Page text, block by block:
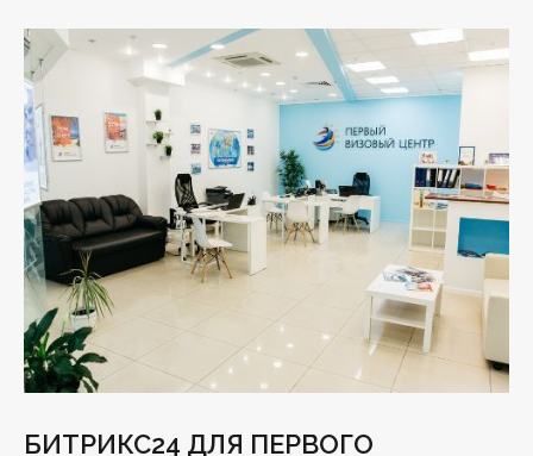
БИТРИКС24 ДЛЯ ПЕРВОГО